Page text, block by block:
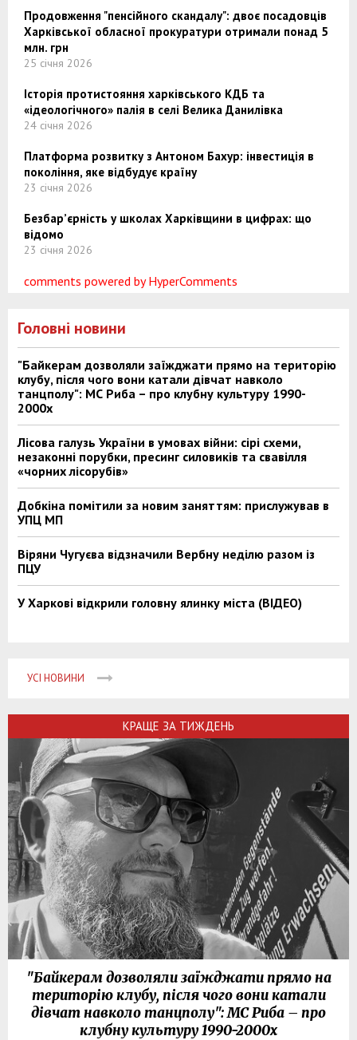
Продовження "пенсійного скандалу": двоє посадовців
Харківської обласної прокуратури отримали понад 5
млн. грн
25 січня 2026
Історія протистояння харківського КДБ та
«ідеологічного» палія в селі Велика Данилівка
24 січня 2026
Платформа розвитку з Антоном Бахур: інвестиція в
покоління, яке відбудує країну
23 січня 2026
Безбар’єрність у школах Харківщини в цифрах: що
відомо
23 січня 2026
comments powered by HyperComments
Головні новини
"Байкерам дозволяли заїжджати прямо на територію
клубу, після чого вони катали дівчат навколо
танцполу": МС Риба – про клубну культуру 1990-
2000х
Лісова галузь України в умовах війни: сірі схеми,
незаконні порубки, пресинг силовиків та свавілля
«чорних лісорубів»
Добкіна помітили за новим заняттям: прислужував в
УПЦ МП
Віряни Чугуєва відзначили Вербну неділю разом із
ПЦУ
У Харкові відкрили головну ялинку міста (ВІДЕО)
УСІ НОВИНИ
КРАЩЕ ЗА ТИЖДЕНЬ
"Байкерам дозволяли заїжджати прямо на
територію клубу, після чого вони катали
дівчат навколо танцполу": МС Риба – про
клубну культуру 1990-2000х